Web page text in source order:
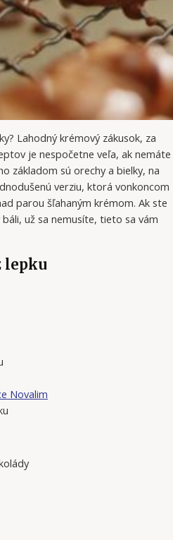
Lahodný krémový zákusok, za
je nespočetne veľa, ak nemáte
základom sú orechy a bielky, na
verziu, ktorá vonkoncom
parou šľahaným krémom. Ak ste
už sa nemusíte, tieto sa vám
lepku
Novalim